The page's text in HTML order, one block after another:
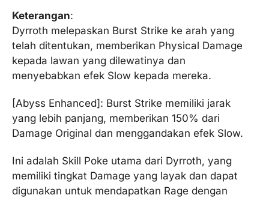
Keterangan:
Dyrroth melepaskan Burst Strike ke arah yang
telah ditentukan, memberikan Physical Damage
kepada lawan yang dilewatinya dan
menyebabkan efek Slow kepada mereka.
[Abyss Enhanced]: Burst Strike memiliki jarak
yang lebih panjang, memberikan 150% dari
Damage Original dan menggandakan efek Slow.
Ini adalah Skill Poke utama dari Dyrroth, yang
memiliki tingkat Damage yang layak dan dapat
digunakan untuk mendapatkan Rage dengan